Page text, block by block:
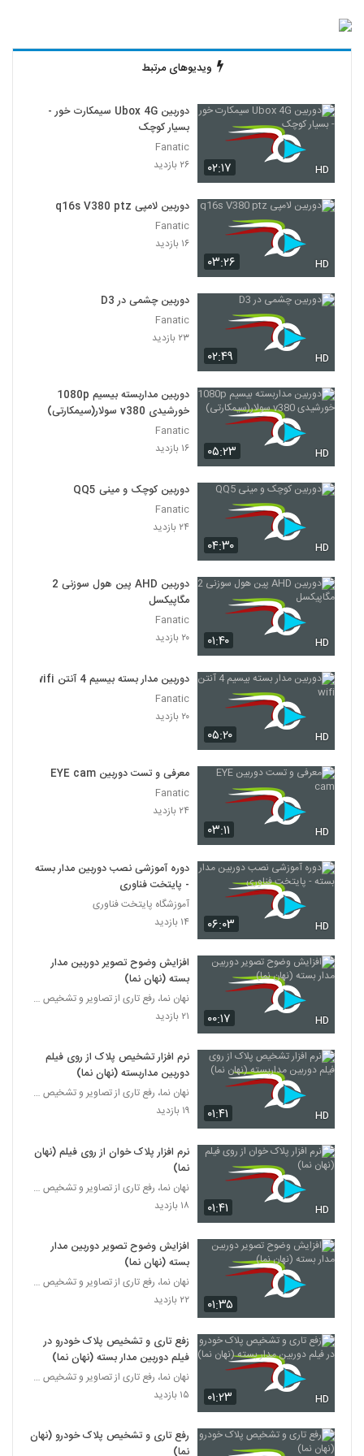
ویدیوهای مرتبط
۰۲:۱۷ HD
دوربین Ubox 4G سیمکارت خور -
بسیار کوچک
Fanatic
۲۶ بازدید
۰۳:۲۶ HD
دوربین لامپی q16s V380 ptz
Fanatic
۱۶ بازدید
۰۲:۴۹ HD
دوربین چشمی در D3
Fanatic
۲۳ بازدید
۰۵:۲۳ HD
دوربین مداربسته بیسیم 1080p
خورشیدی v380 سولار(سیمکارتی)
Fanatic
۱۶ بازدید
۰۴:۳۰ HD
دوربین کوچک و مینی QQ5
Fanatic
۲۴ بازدید
۰۱:۴۰ HD
دوربین AHD پین هول سوزنی 2
مگاپیکسل
Fanatic
۲۰ بازدید
۰۵:۲۰ HD
دوربین مدار بسته بیسیم 4 آنتن wifi
Fanatic
۲۰ بازدید
۰۳:۱۱ HD
معرفی و تست دوربین EYE cam
Fanatic
۲۴ بازدید
۰۶:۰۳ HD
دوره آموزشی نصب دوربین مدار بسته
- پایتخت فناوری
آموزشگاه پایتخت فناوری
۱۴ بازدید
۰۰:۱۷ HD
افزایش وضوح تصویر دوربین مدار
بسته (نهان نما)
نهان نما، رفع تاری از تصاویر و تشخیص پلاک 09365317
۲۱ بازدید
۰۱:۴۱ HD
نرم افزار تشخیص پلاک از روی فیلم
دوربین مداربسته (نهان نما)
نهان نما، رفع تاری از تصاویر و تشخیص پلاک 09365317
۱۹ بازدید
۰۱:۴۱ HD
نرم افزار پلاک خوان از روی فیلم (نهان
نما)
نهان نما، رفع تاری از تصاویر و تشخیص پلاک 09365317
۱۸ بازدید
۰۱:۳۵
افزایش وضوح تصویر دوربین مدار
بسته (نهان نما)
نهان نما، رفع تاری از تصاویر و تشخیص پلاک 09365317
۲۲ بازدید
۰۱:۲۳ HD
زفع تاری و تشخیص پلاک خودرو در
فیلم دوربین مدار بسته (نهان نما)
نهان نما، رفع تاری از تصاویر و تشخیص پلاک 09365317
۱۵ بازدید
رفع تاری و تشخیص پلاک خودرو (نهان
نما)